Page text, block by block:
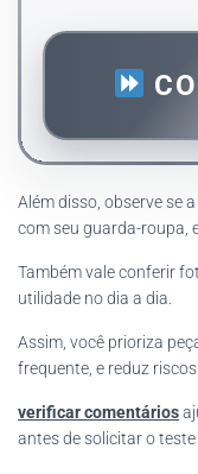
Além disso, observe se
com seu guarda-roupa,
Também vale conferir
utilidade no dia a dia.
Assim, você prioriza
frequente, e reduz
verificar comentários
antes de solicitar o